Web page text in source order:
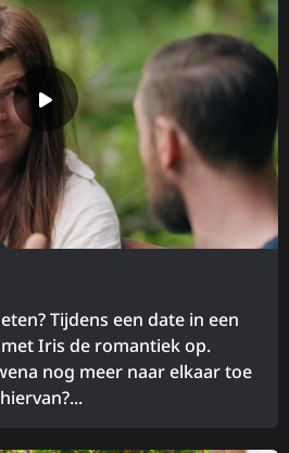
Tijdens een date in een
Iris de romantiek op.
nog meer naar elkaar toe